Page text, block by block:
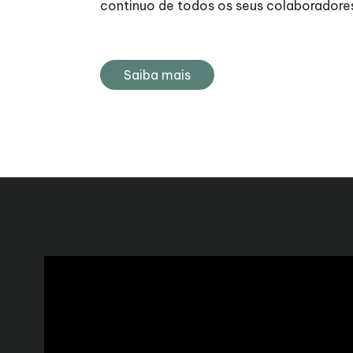
continuo de todos os seus
Saiba mais